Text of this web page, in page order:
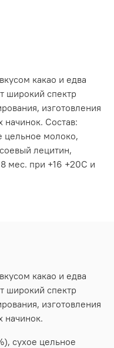
какао и едва
широкий спектр
изготовления
начинок. Состав:
цельное молоко,
лецитин,
мес. при +16 +20С и
какао и едва
широкий спектр
изготовления
начинок.
сухое цельное